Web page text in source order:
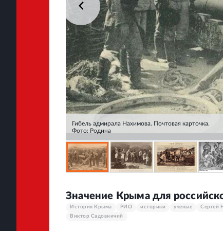
Гибель адмирала Нахимова. Почтовая карточка.
Фото: Родина
Значение Крыма для
История Крыма РИО историки ученые Сергей
Виктор Садовничий